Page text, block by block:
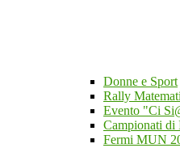
Donne e Sport
Rally
Evento "Ci
Campionati di
Fermi MUN